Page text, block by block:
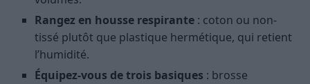
Rangez en housse respirante : coton ou non-
tissé plutôt que plastique hermétique, qui retient
l’humidité.
Équipez-vous de trois basiques : brosse